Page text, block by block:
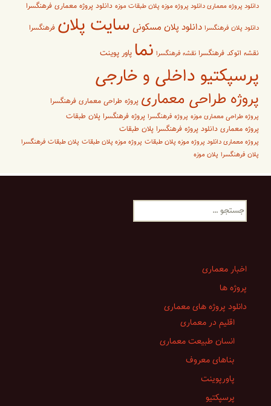
دانلود پروژه معماری دانلود پروژه موزه پلان طبقات موزه دانلود پروژه معماری فرهنگسرا
دانلود پلان فرهنگسرا دانلود پلان مسکونی سایت پلان فرهنگسرا
نقشه اتوکد فرهنگسرا نقشه فرهنگسرا نما پاور پوینت
پرسپکتیو داخلی و خارجی
پروژه طراحی معماری پروژه طراحی معماری فرهنگسرا
پروژه طراحی معماری موزه پروژه فرهنگسرا پروژه فرهنگسرا پلان طبقات
پروژه معماری دانلود پروژه فرهنگسرا پلان طبقات
پروژه معماری دانلود پروژه موزه پلان طبقات پروژه موزه پلان طبقات پلان طبقات فرهنگسرا
پلان فرهنگسرا پلان موزه
جستجو
برای:
اخبار معماری
پروژه ها
دانلود پروژه های معماری
اقلیم در معماری
انسان طبیعت معماری
بناهای معروف
پاورپوینت
پرسپکتیو